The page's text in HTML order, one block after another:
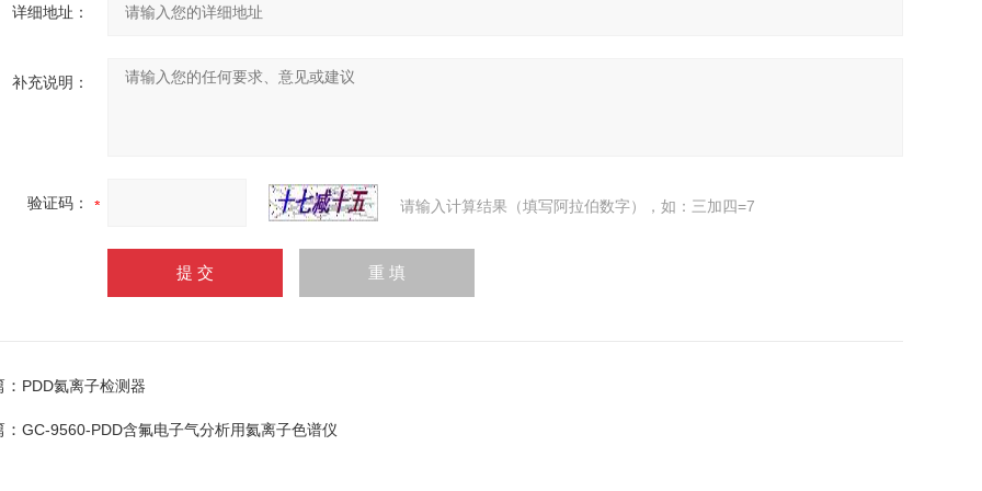
详细地址：
补充说明：
验证码： 请输入计算结果（填写阿拉伯数字），如：三加四=7
PDD氦离子检测器
GC-9560-PDD含氟电子气分析用氦离子色谱仪